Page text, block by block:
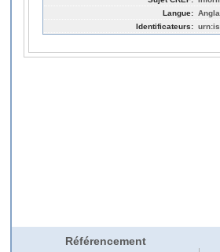
Langue:
Identificateurs:
Référencement